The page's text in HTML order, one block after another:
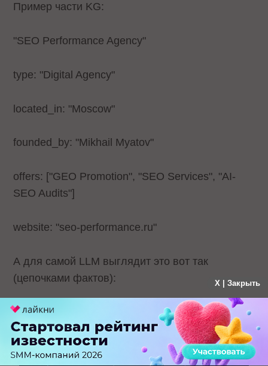
Пример части KG:
"SEO Performance Agency"
type: "Digital Agency"
located_in: "Moscow"
founded_by: "Mikhail Myatov"
offers: ["GEO Promotion", "SEO Services", "AI-
SEO Audits"]
website: "seo-performance.ru"
А для самой LLM выглядит это вот так
(цепочками фактов):
X | Закрыть